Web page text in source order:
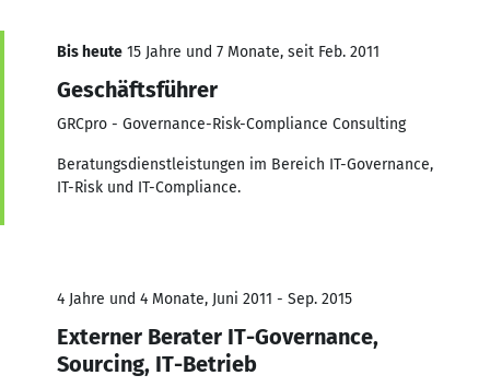
Bis heute 15 Jahre und 7 Monate, seit Feb. 2011
Geschäftsführer
GRCpro - Governance-Risk-Compliance Consulting
Beratungsdienstleistungen im Bereich IT-Governance,
IT-Risk und IT-Compliance.
4 Jahre und 4 Monate, Juni 2011 - Sep. 2015
Externer Berater IT-Governance,
Sourcing, IT-Betrieb